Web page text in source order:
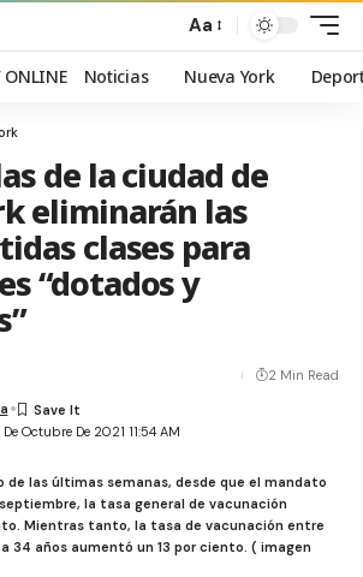
Aa
ONLINE Noticias Nueva York
de la ciudad de
eliminarán las
clases para
“dotados y
Octubre De 2021 11:54 AM
2 Min Read
de las últimas semanas, desde que el mandato
la tasa general de vacunación
Mientras tanto, la tasa de vacunación entre
34 años aumentó un 13 por ciento. ( imagen